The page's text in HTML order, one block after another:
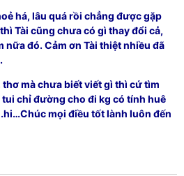
há, lâu quá rồi chẳng được gặp
Tài cũng chưa có gì thay đổi cả,
nữa đó. Cảm ơn Tài thiệt nhiều đã
mà chưa biết viết gì thì cứ tìm
chỉ đường cho đi kg có tính huê
mọi điều tốt lành luôn đến